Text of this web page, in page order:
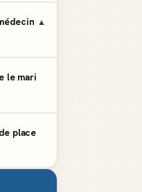
▲
le mari
place